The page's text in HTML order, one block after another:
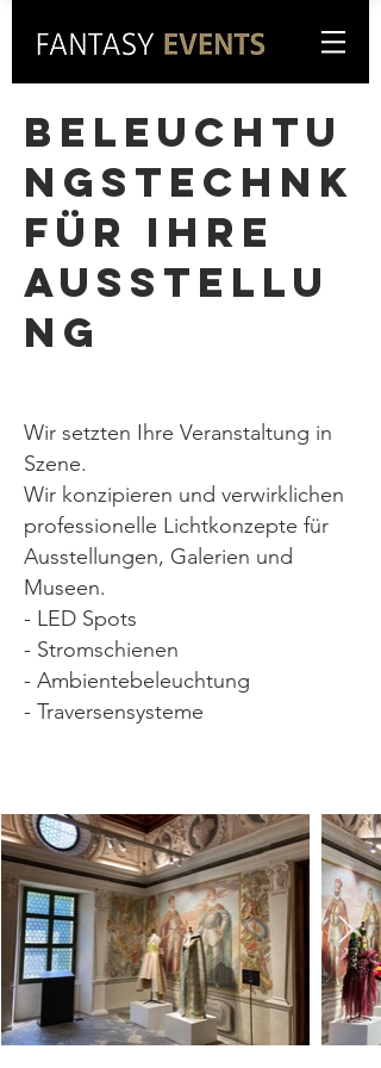
BELEUCHTU
NGSTECHNK
FÜR IHRE
AUSSTELLU
NG
Wir setzten Ihre Veranstaltung in
Szene.
Wir konzipieren und verwirklichen
professionelle Lichtkonzepte für
Ausstellungen, Galerien und
Museen.
- LED Spots
- Stromschienen
- Ambientebeleuchtung
- Traversensysteme